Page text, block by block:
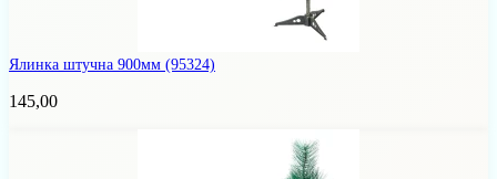
Ялинка штучна 900мм (95324)
145,00